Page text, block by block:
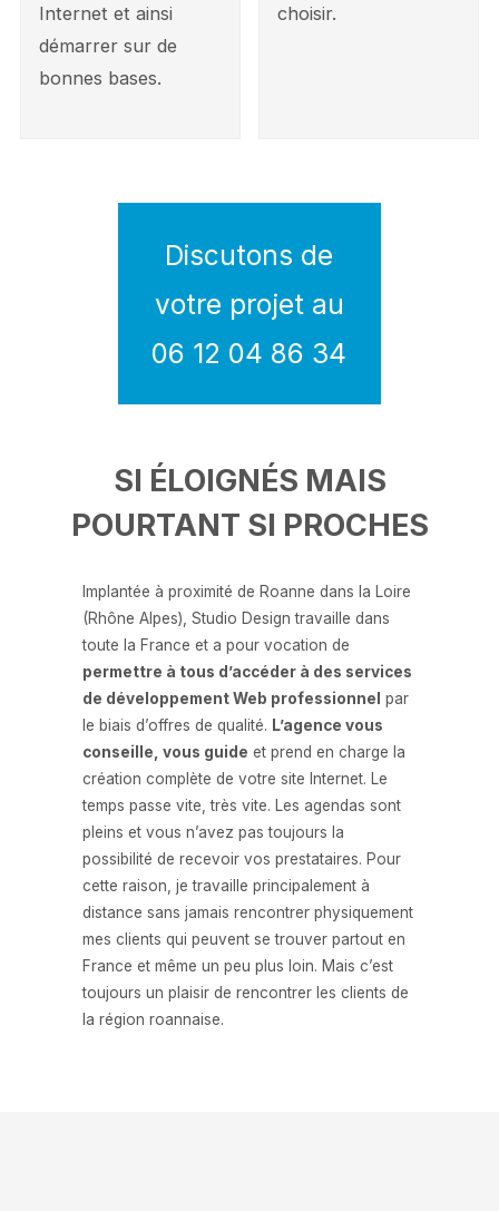
Internet et ainsi
démarrer sur de
bonnes bases.
choisir.
Discutons de
votre projet au
06 12 04 86 34
SI ÉLOIGNÉS MAIS
POURTANT SI PROCHES
Implantée à proximité de Roanne dans la Loire
(Rhône Alpes), Studio Design travaille dans
toute la France et a pour vocation de
permettre à tous d’accéder à des services
de développement Web professionnel par
le biais d’offres de qualité. L’agence vous
conseille, vous guide et prend en charge la
création complète de votre site Internet. Le
temps passe vite, très vite. Les agendas sont
pleins et vous n’avez pas toujours la
possibilité de recevoir vos prestataires. Pour
cette raison, je travaille principalement à
distance sans jamais rencontrer physiquement
mes clients qui peuvent se trouver partout en
France et même un peu plus loin. Mais c’est
toujours un plaisir de rencontrer les clients de
la région roannaise.